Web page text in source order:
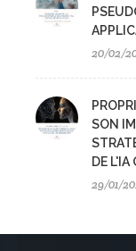
20/02/
SON
DE L'IA
29/01/